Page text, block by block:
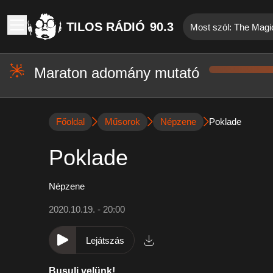
TILOS RÁDIÓ 90.3 Most szól: The
Maraton adomány mutató
Főoldal Műsorok Népzene Poklade
Poklade
Népzene
2020.10.19. - 20:00
Lejátszás
Busulj velünk!